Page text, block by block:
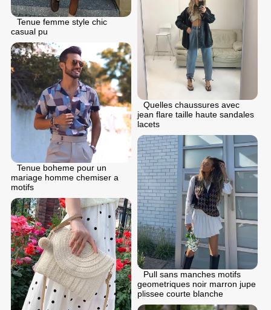
Tenue femme style chic
casual pu
Quelles chaussures avec
jean flare taille haute sandales
lacets
Tenue boheme pour un
mariage homme chemiser a
motifs
Pull sans manches motifs
geometriques noir marron jupe
plissee courte blanche